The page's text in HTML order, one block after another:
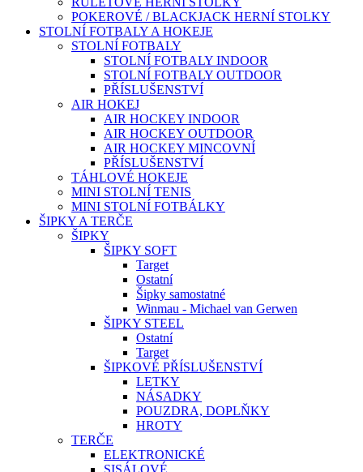
POKEROVÉ / BLACKJACK HERNÍ STOLKY
STOLNÍ FOTBALY A HOKEJE
STOLNÍ FOTBALY
STOLNÍ FOTBALY INDOOR
STOLNÍ FOTBALY OUTDOOR
PŘÍSLUŠENSTVÍ
AIR HOKEJ
AIR HOCKEY INDOOR
AIR HOCKEY OUTDOOR
AIR HOCKEY MINCOVNÍ
PŘÍSLUŠENSTVÍ
TÁHLOVÉ HOKEJE
MINI STOLNÍ TENIS
MINI STOLNÍ FOTBÁLKY
ŠIPKY A TERČE
ŠIPKY
ŠIPKY SOFT
Target
Ostatní
Šipky samostatné
Winmau - Michael van Gerwen
ŠIPKY STEEL
Ostatní
Target
ŠIPKOVÉ PŘÍSLUŠENSTVÍ
LETKY
NÁSADKY
POUZDRA, DOPLŇKY
HROTY
TERČE
ELEKTRONICKÉ
SISÁLOVÉ